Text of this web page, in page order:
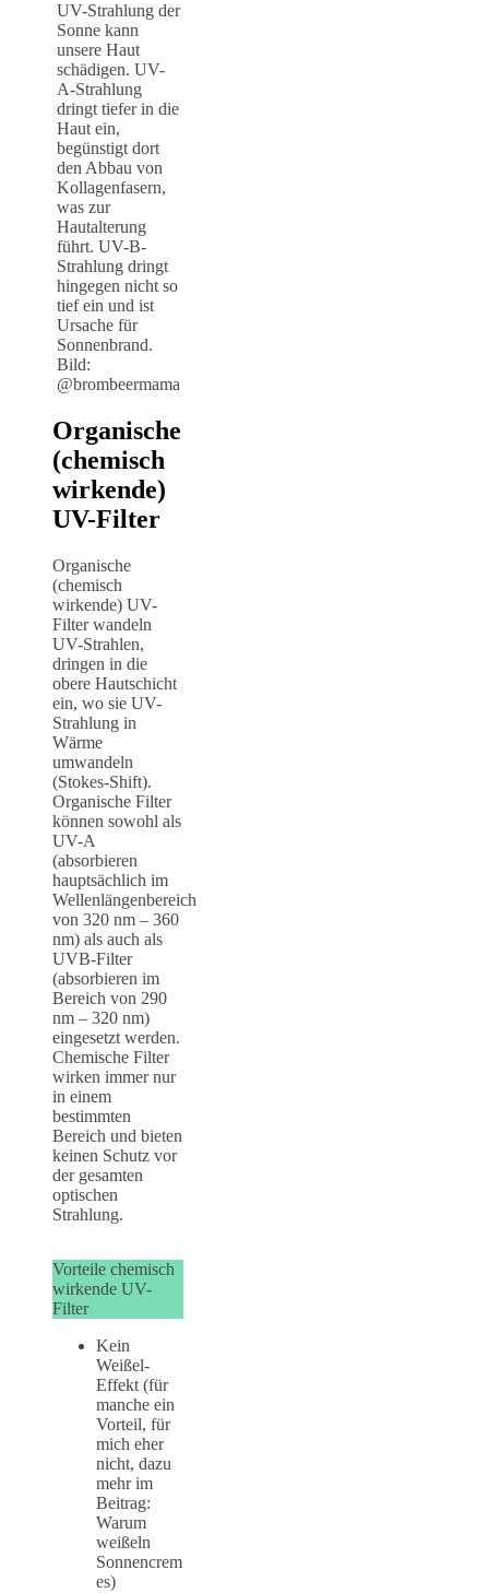
UV-Strahlung der
Sonne kann
unsere Haut
schädigen. UV-
A-Strahlung
dringt tiefer in die
Haut ein,
begünstigt dort
den Abbau von
Kollagenfasern,
was zur
Hautalterung
führt. UV-B-
Strahlung dringt
hingegen nicht so
tief ein und ist
Ursache für
Sonnenbrand.
Bild:
@brombeermama
Organische
(chemisch
wirkende)
UV-Filter
Organische
(chemisch
wirkende) UV-
Filter wandeln
UV-Strahlen,
dringen in die
obere Hautschicht
ein, wo sie UV-
Strahlung in
Wärme
umwandeln
(Stokes-Shift).
Organische Filter
können sowohl als
UV-A
(absorbieren
hauptsächlich im
Wellenlängenbereich
von 320 nm – 360
nm) als auch als
UVB-Filter
(absorbieren im
Bereich von 290
nm – 320 nm)
eingesetzt werden.
Chemische Filter
wirken immer nur
in einem
bestimmten
Bereich und bieten
keinen Schutz vor
der gesamten
optischen
Strahlung.
Vorteile chemisch
wirkende UV-
Filter
Kein
Weißel-
Effekt (für
manche ein
Vorteil, für
mich eher
nicht, dazu
mehr im
Beitrag:
Warum
weißeln
Sonnencrem
es)